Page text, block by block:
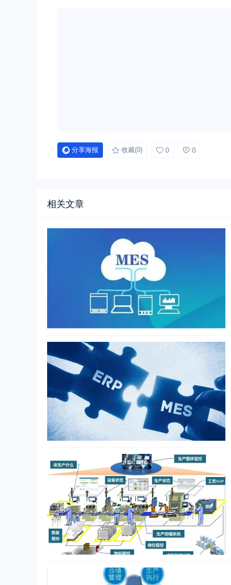
分享海报 收藏(0) 0 0
相关文章